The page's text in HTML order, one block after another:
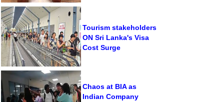
Tourism stakeholders
ON Sri Lanka's Visa
Cost Surge
Chaos at BIA as
Indian Company